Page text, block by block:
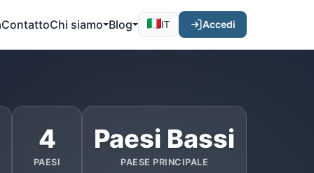
ContattoChi siamo Blog IT Accedi
4
PAESI
Paesi Bassi
PAESE PRINCIPALE